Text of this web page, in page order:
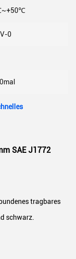
0
SAE J1772
tragbares
schwarz.